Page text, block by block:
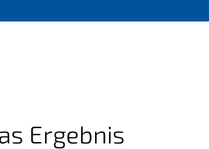
Ergebnis